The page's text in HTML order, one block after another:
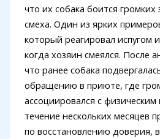
что их собака боится громких
смеха. Один из ярких
который реагировал испугом
когда хозяин смеялся. После
что ранее собака
обращению в приюте, где
ассоциировался с физическим
течение нескольких месяцев
по восстановлению доверия,